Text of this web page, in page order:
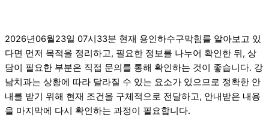
2026년06월23일 07시33분 현재 용인하수구막힘를 알아보고 있
다면 먼저 목적을 정리하고, 필요한 정보를 나누어 확인한 뒤, 상
담이 필요한 부분은 직접 문의를 통해 확인하는 것이 좋습니다. 강
남치과는 상황에 따라 달라질 수 있는 요소가 있으므로 정확한 안
내를 받기 위해 현재 조건을 구체적으로 전달하고, 안내받은 내용
을 마지막에 다시 확인하는 과정이 필요합니다.